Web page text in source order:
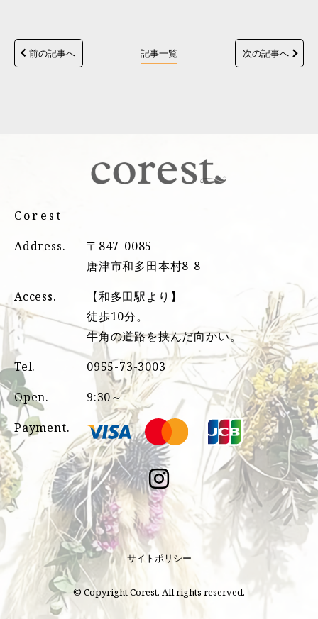
前の記事へ 記事一覧 次の記事へ
Corest
Address.
〒847-0085
唐津市和多田本村8-8
Access.
【和多田駅より】
徒歩10分。
牛角の道路を挟んだ向かい。
Tel.
0955-73-3003
Open.
9:30～
Payment.
サイトポリシー
© Copyright Corest. All rights reserved.